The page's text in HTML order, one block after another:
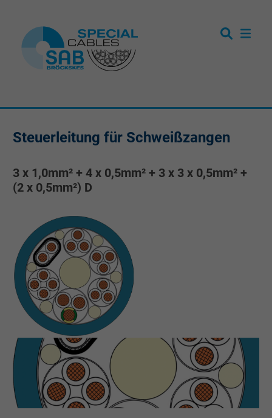
Steuerleitung für Schweißzangen
3 x 1,0mm² + 4 x 0,5mm² + 3 x 3 x 0,5mm² +
(2 x 0,5mm²) D